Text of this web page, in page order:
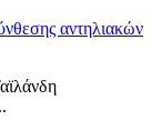
αντηλιακών